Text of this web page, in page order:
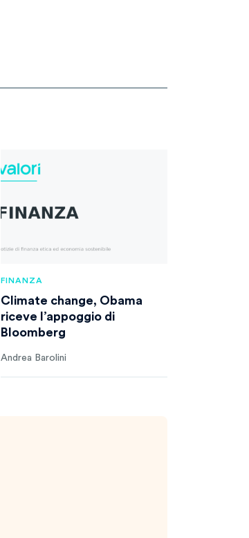
FINANZA
Climate change, Obama
riceve l’appoggio di
Bloomberg
Andrea Barolini